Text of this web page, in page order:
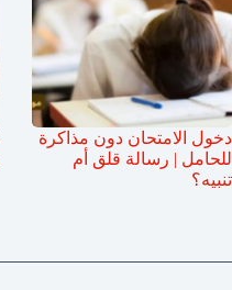
دخول الامتحان دون مذاكرة
للحامل | رسالة قلق أم
تنبيه؟